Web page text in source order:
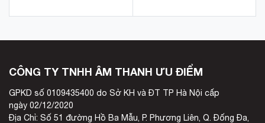
CÔNG TY TNHH ÂM THANH ƯU ĐIỂM
GPKD số 0109435400 do Sở KH và ĐT TP Hà Nội cấp
ngày 02/12/2020
Địa Chỉ: Số 51 đường Hồ Ba Mẫu, P. Phương Liên, Q. Đống Đa,